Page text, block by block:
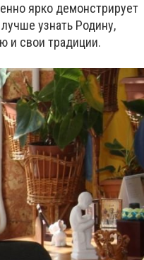
ярко демонстрирует
узнать Родину,
и свои традиции.